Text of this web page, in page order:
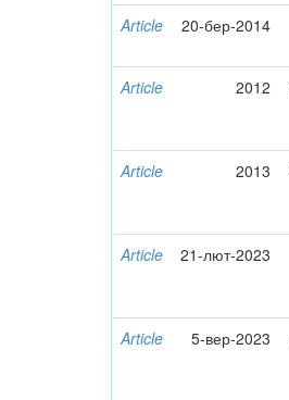
Article 20-бер-2014
Article 2012
Article 2013
Article 21-лют-2023
Article 5-вер-2023